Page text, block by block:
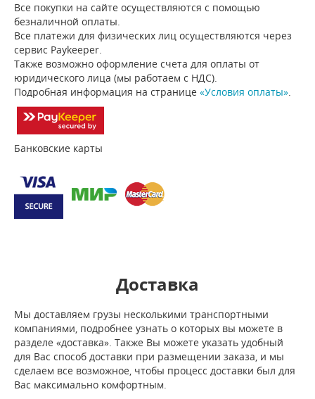
Все покупки на сайте осуществляются с помощью
безналичной оплаты.
Все платежи для физических лиц осуществляются через
сервис Paykeeper.
Также возможно оформление счета для оплаты от
юридического лица (мы работаем с НДС).
Подробная информация на странице «Условия оплаты».
Банковские карты
Доставка
Мы доставляем грузы несколькими транспортными
компаниями, подробнее узнать о которых вы можете в
разделе «доставка». Также Вы можете указать удобный
для Вас способ доставки при размещении заказа, и мы
сделаем все возможное, чтобы процесс доставки был для
Вас максимально комфортным.